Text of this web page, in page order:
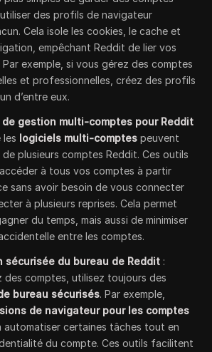
des profils de navigateur
Cela isole les cookies, le cache et
empêchant Reddit de lier vos
exemple, si vous gérez des comptes
et professionnelles, créez des profils
d’entre eux.
gestion multi-comptes pour Reddit
les logiciels multi-comptes peuvent
plusieurs comptes Reddit. Ces outils
à tous vos comptes à partir
sans avoir besoin de vous connecter
à plusieurs reprises. Cela permet
du temps, mais aussi de minimiser
entre les comptes.
sécurisée du bureau de Reddit :
des comptes, utilisez toujours des
bureau sécurisés. Par exemple,
de navigateur pour les comptes
automatiser certaines tâches tout en
du compte. Ces outils facilitent